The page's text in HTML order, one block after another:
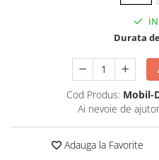
Durata
Cod Produs: Mobil-
Ai nevoie de
Adauga la Favorite